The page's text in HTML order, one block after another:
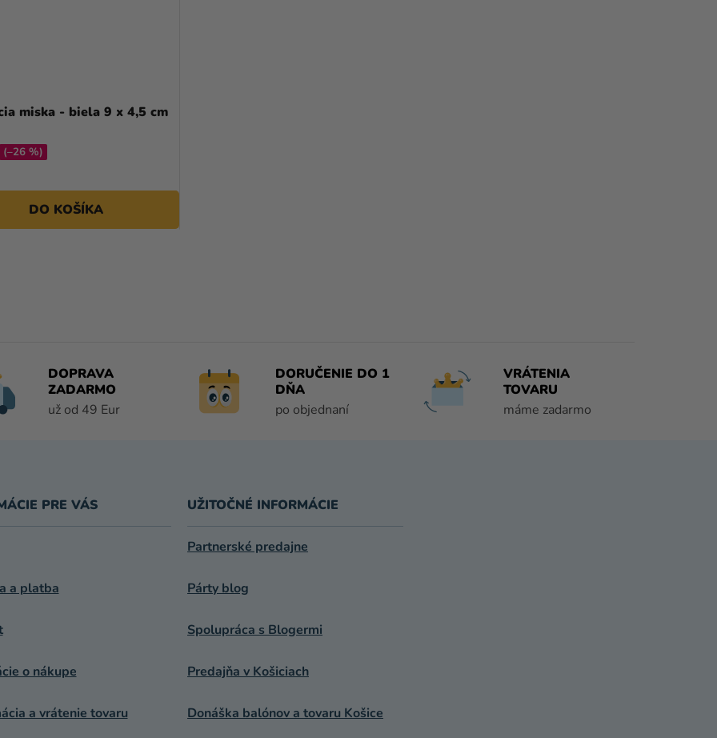
miska - biela 9 x 4,5 cm
(–26 %)
DO KOŠÍKA
Y
V
Ý
S
DOPRAVA
ZADARMO
už od 49 Eur
DORUČENIE DO 1
DŇA
po objednaní
VRÁTENIA
TOVARU
máme zadarmo
PRE VÁS
a platba
o nákupe
a vrátenie tovaru
UŽITOČNÉ INFORMÁCIE
Partnerské predajne
Párty blog
Spolupráca s Blogermi
Predajňa v Košiciach
Donáška balónov a tovaru Košice